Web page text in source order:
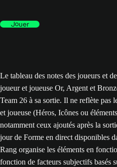
Jouer
Le tableau des notes des joueurs et
joueur et joueuse Or, Argent et
Team 26 à sa sortie. Il ne reflète pas
et joueuse (Héros, Icônes ou
notamment ceux ajoutés après la
jour de Forme en direct disponibles
Rang organise les éléments en
fonction de facteurs subjectifs basés